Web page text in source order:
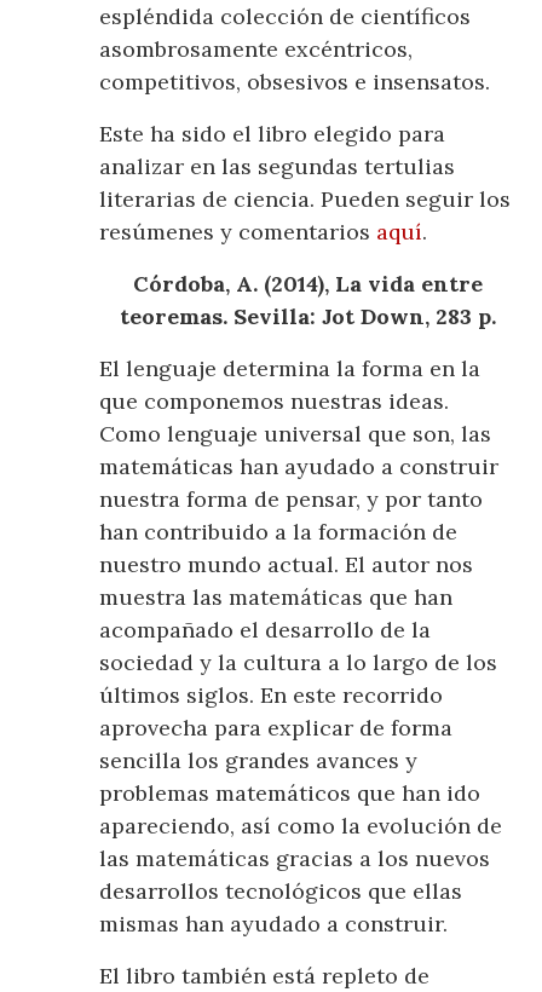
espléndida colección de científicos
asombrosamente excéntricos,
competitivos, obsesivos e insensatos.
Este ha sido el libro elegido para
analizar en las segundas tertulias
literarias de ciencia. Pueden seguir los
resúmenes y comentarios aquí.
Córdoba, A. (2014), La vida entre
teoremas. Sevilla: Jot Down, 283 p.
El lenguaje determina la forma en la
que componemos nuestras ideas.
Como lenguaje universal que son, las
matemáticas han ayudado a construir
nuestra forma de pensar, y por tanto
han contribuido a la formación de
nuestro mundo actual. El autor nos
muestra las matemáticas que han
acompañado el desarrollo de la
sociedad y la cultura a lo largo de los
últimos siglos. En este recorrido
aprovecha para explicar de forma
sencilla los grandes avances y
problemas matemáticos que han ido
apareciendo, así como la evolución de
las matemáticas gracias a los nuevos
desarrollos tecnológicos que ellas
mismas han ayudado a construir.
El libro también está repleto de